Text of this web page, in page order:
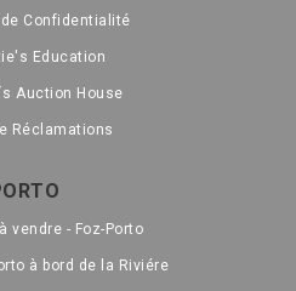
Confidentialité
Education
Auction House
Réclamations
vendre - Foz-Porto
à bord de la Riviére